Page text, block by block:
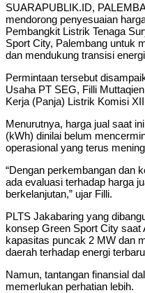
SUARAPUBLIK.ID,
mendorong penyesuaian
Pembangkit Listrik Tenaga
Sport City, Palembang untuk
dan mendukung transisi
Permintaan tersebut
Usaha PT SEG, Filli
Kerja (Panja) Listrik Komisi
Menurutnya, harga jual saat
(kWh) dinilai belum
operasional yang terus
“Dengan perkembangan dan
ada evaluasi terhadap harga
berkelanjutan,” ujar Filli.
PLTS Jakabaring yang
konsep Green Sport City
kapasitas puncak 2 MW dan
daerah terhadap energi
Namun, tantangan finansial
memerlukan perhatian lebih.